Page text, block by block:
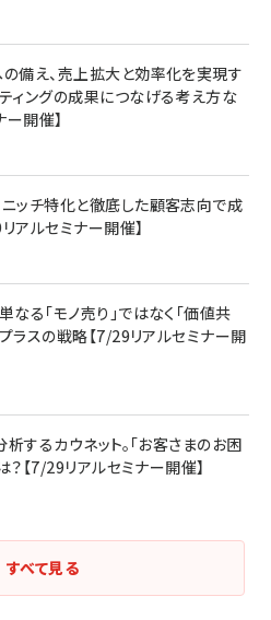
備え、売上拡大と効率化を実現す
ィングの成果につなげる考え方な
開催】
ッチ特化と徹底した顧客志向で成
アルセミナー開催】
る「モノ売り」ではなく「価値共
ラスの戦略【7/29リアルセミナー開
するカウネット。「お客さまのお困
【7/29リアルセミナー開催】
すべて見る